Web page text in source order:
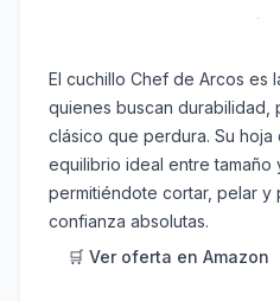
El cuchillo Chef de Arcos es
quienes buscan durabilidad,
clásico que perdura. Su hoja
equilibrio ideal entre tamaño
permitiéndote cortar, pelar y
confianza absolutas.
🛒 Ver oferta en Amazon